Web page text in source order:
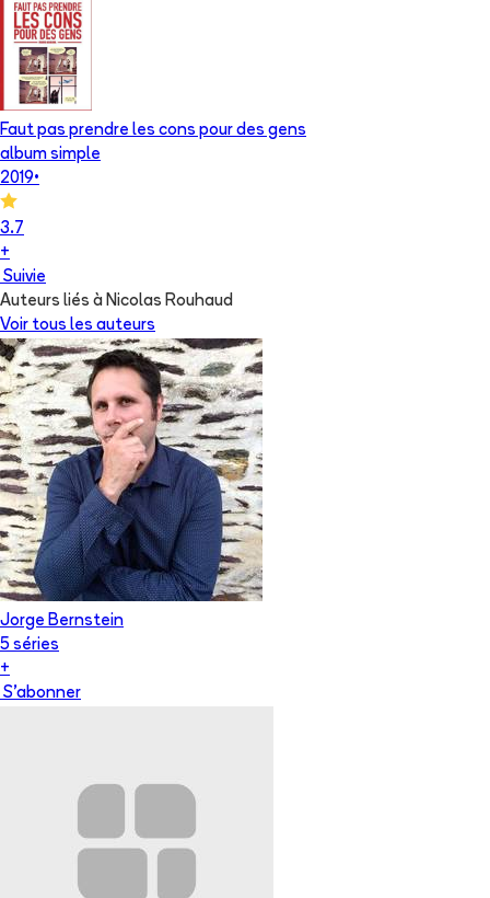
Faut pas prendre les cons pour des gens
album simple
2019•
3.7
+
Suivie
Auteurs liés à Nicolas Rouhaud
Voir tous les auteurs
Jorge Bernstein
5 séries
+
S'abonner